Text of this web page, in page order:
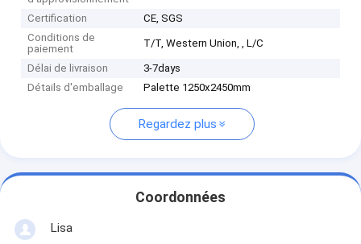
Certification
CE, SGS
Conditions de
paiement
T/T, Western Union, , L/C
Délai de livraison
3-7days
Détails d'emballage
Palette 1250x2450mm
Regardez plus
Coordonnées
Lisa